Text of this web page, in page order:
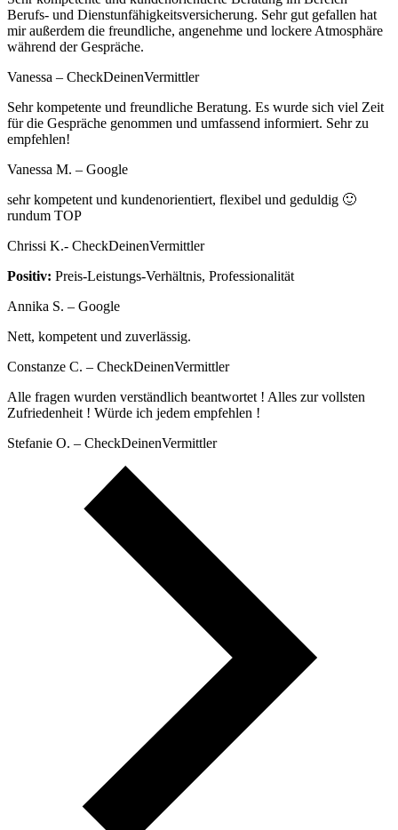
Berufs- und Dienstunfähigkeitsversicherung. Sehr gut gefallen hat
mir außerdem die freundliche, angenehme und lockere Atmosphäre
während der Gespräche.
Vanessa – CheckDeinenVermittler
Sehr kompetente und freundliche Beratung. Es wurde sich viel Zeit
für die Gespräche genommen und umfassend informiert. Sehr zu
empfehlen!
Vanessa M. – Google
sehr kompetent und kundenorientiert, flexibel und geduldig 🙂
rundum TOP
Chrissi K.- CheckDeinenVermittler
Positiv: Preis-Leistungs-Verhältnis, Professionalität
Annika S. – Google
Nett, kompetent und zuverlässig.
Constanze C. – CheckDeinenVermittler
Alle fragen wurden verständlich beantwortet ! Alles zur vollsten
Zufriedenheit ! Würde ich jedem empfehlen !
Stefanie O. – CheckDeinenVermittler